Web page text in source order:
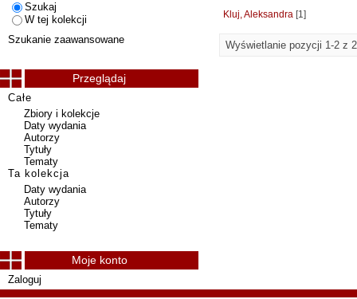
Kluj, Aleksandra [1]
Wyświetlanie pozycji 1-2 z 2
Szukaj
W tej kolekcji
Szukanie zaawansowane
Przeglądaj
Całe
Zbiory i kolekcje
Daty wydania
Autorzy
Tytuły
Tematy
Ta kolekcja
Daty wydania
Autorzy
Tytuły
Tematy
Moje konto
Zaloguj